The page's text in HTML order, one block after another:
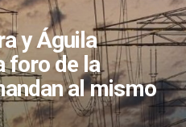
y Águila
foro de la
al mismo